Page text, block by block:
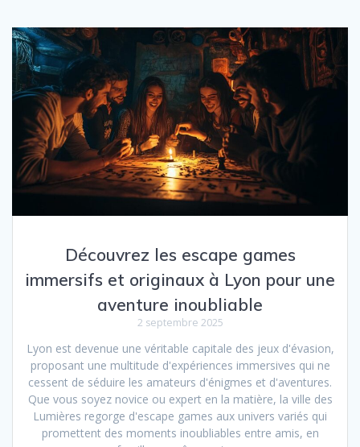
Découvrez les escape games
immersifs et originaux à Lyon pour une
aventure inoubliable
2 septembre 2025
Lyon est devenue une véritable capitale des jeux d'évasion,
proposant une multitude d'expériences immersives qui ne
cessent de séduire les amateurs d'énigmes et d'aventures.
Que vous soyez novice ou expert en la matière, la ville des
Lumières regorge d'escape games aux univers variés qui
promettent des moments inoubliables entre amis, en